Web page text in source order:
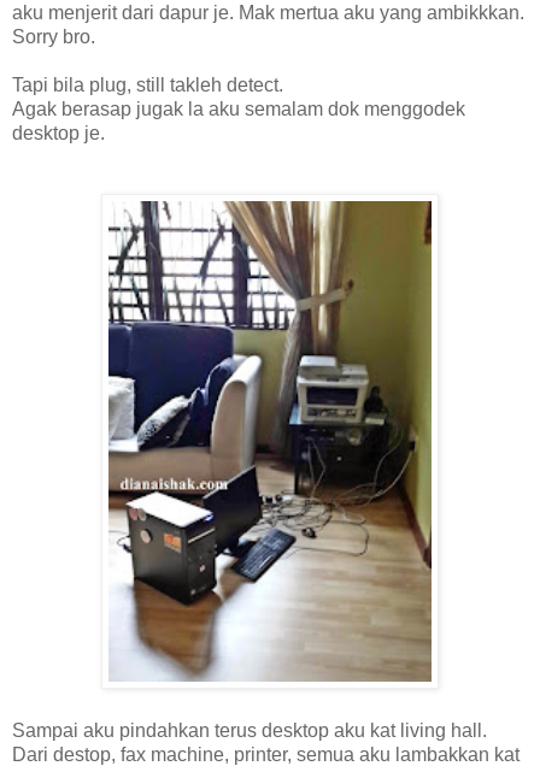
aku menjerit dari dapur je. Mak mertua aku yang ambikkkan.
Sorry bro.
Tapi bila plug, still takleh detect.
Agak berasap jugak la aku semalam dok menggodek
desktop je.
Sampai aku pindahkan terus desktop aku kat living hall.
Dari destop, fax machine, printer, semua aku lambakkan kat